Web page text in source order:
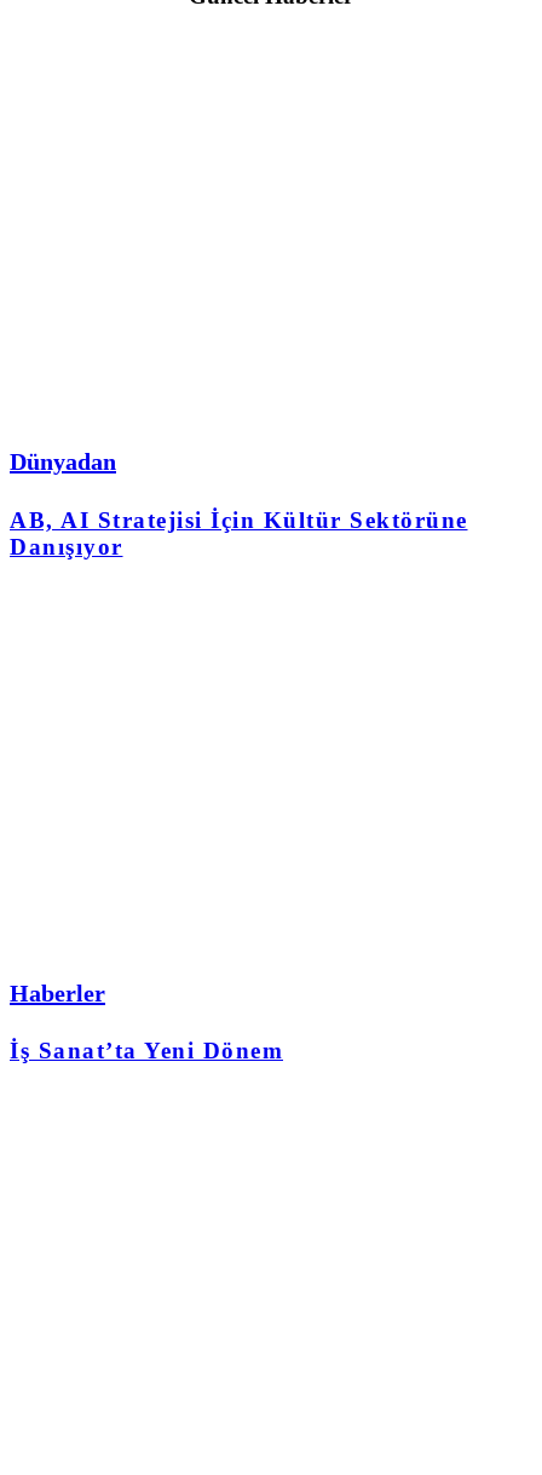
Dünyadan
AB, AI Stratejisi İçin Kültür Sektörüne
Danışıyor
Haberler
İş Sanat’ta Yeni Dönem